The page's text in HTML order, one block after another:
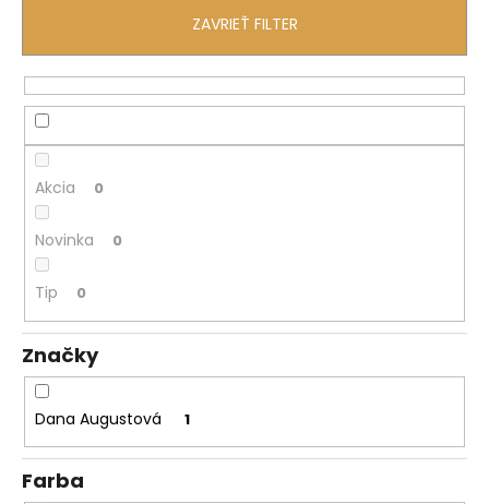
ZAVRIEŤ FILTER
Akcia 0
Novinka 0
Tip 0
Značky
Dana Augustová 1
Farba
e
b
u
j
e
e
n
á
j
s
ť
?